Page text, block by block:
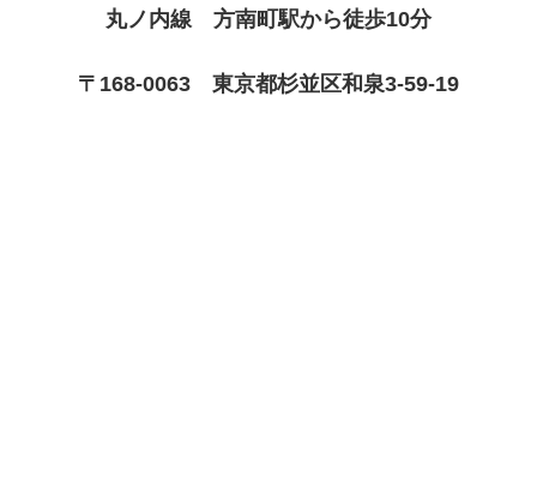
丸ノ内線 方南町駅から徒歩10分
〒168-0063 東京都杉並区和泉3-59-19